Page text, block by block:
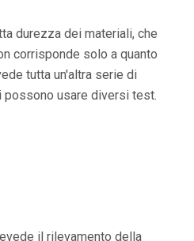
durezza dei materiali, che
corrisponde solo a quanto
tutta un'altra serie di
possono usare diversi test.
il rilevamento della